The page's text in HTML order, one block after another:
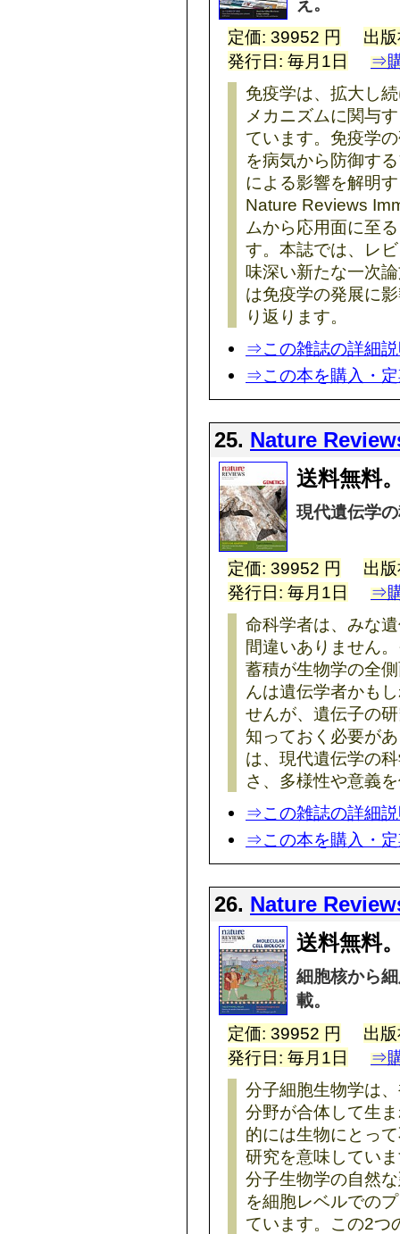
定価: 39952 円
出
発行日: 毎月1日
⇒
免疫学は、拡大し
メカニズムに関与
ています。免疫学
を病気から防御す
による影響を解明
Nature Reviews
ムから応用面に至
す。本誌では、レ
味深い新たな一次
は免疫学の発展に
り返ります。
⇒この雑誌の詳細
⇒この本を購入・
25. Nature
送料無料
現代遺伝学
定価: 39952 円
出
発行日: 毎月1日
⇒
命科学者は、みな
間違いありません
蓄積が生物学の全
んは遺伝学者かも
せんが、遺伝子の
知っておく必要が
は、現代遺伝学の
さ、多様性や意義
⇒この雑誌の詳細
⇒この本を購入・
26. Nature
送料無料
細胞核から
載。
定価: 39952 円
出
発行日: 毎月1日
⇒
分子細胞生物学は
分野が合体して生
的には生物にとっ
研究を意味してい
分子生物学の自然
を細胞レベルでの
ています。この2つ